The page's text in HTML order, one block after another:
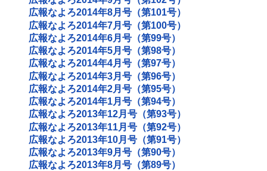
広報なよろ2014年8月号（第101号）
広報なよろ2014年7月号（第100号）
広報なよろ2014年6月号（第99号）
広報なよろ2014年5月号（第98号）
広報なよろ2014年4月号（第97号）
広報なよろ2014年3月号（第96号）
広報なよろ2014年2月号（第95号）
広報なよろ2014年1月号（第94号）
広報なよろ2013年12月号（第93号）
広報なよろ2013年11月号（第92号）
広報なよろ2013年10月号（第91号）
広報なよろ2013年9月号（第90号）
広報なよろ2013年8月号（第89号）